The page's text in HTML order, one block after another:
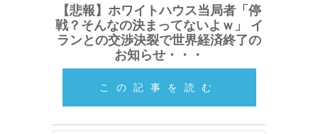
【悲報】ホワイトハウス当局者「停
戦？そんなの決まってないよｗ」 イ
ランとの交渉決裂で世界経済終了の
お知らせ・・・
この記事を読む